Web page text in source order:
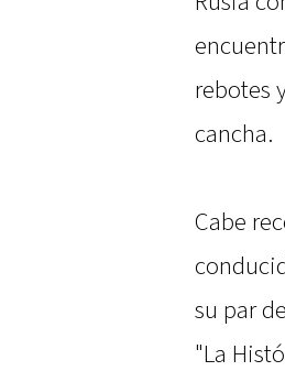
rebotes
cancha.
Cabe
su par
"La